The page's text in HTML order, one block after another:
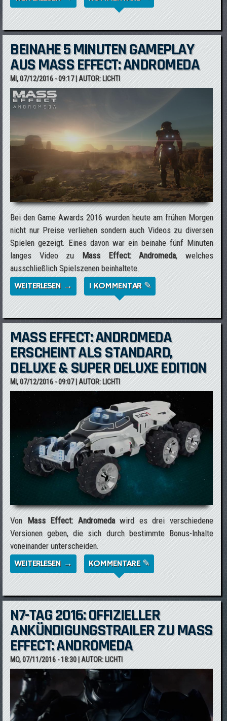
EFFECT: ANDROMEDA AUF DER CES 2017
BEINAHE 5 MINUTEN GAMEPLAY
AUS MASS EFFECT: ANDROMEDA
MI, 07/12/2016 - 09:17| AUTOR: LICHTI
Bei den Game Awards 2016 wurden heute am frühen Morgen
nicht nur Preise verliehen sondern auch Videos zu diversen
Spielen gezeigt. Eines davon war ein beinahe fünf Minuten
langes Video zuMass Effect: Andromeda, welches
ausschließlich Spielszenen beinhaltete.
WEITERLESEN → ÜBER BEINAHE 5 MINUTEN GAMEPLAY AUS
MASS EFFECT: ANDROMEDA
1 KOMMENTAR ✎
MASS EFFECT: ANDROMEDA
ERSCHEINT ALS STANDARD,
DELUXE & SUPER DELUXE EDITION
MI, 07/12/2016 - 09:07| AUTOR: LICHTI
VonMass Effect: Andromedawird es drei verschiedene
Versionen geben, die sich durch bestimmte Bonus-Inhalte
voneinander unterscheiden.
WEITERLESEN → ÜBER MASS EFFECT: ANDROMEDA
ERSCHEINT ALS STANDARD, DELUXE &
SUPER DELUXE EDITION
KOMMENTARE ✎
N7-TAG 2016: OFFIZIELLER
ANKÜNDIGUNGSTRAILER ZU MASS
EFFECT: ANDROMEDA
MO, 07/11/2016 - 18:30| AUTOR: LICHTI